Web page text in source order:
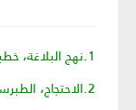
1.نهج البلاغة، خطبة 87.
2.الاحتجاج، الطبرسي، ج2، ص317.